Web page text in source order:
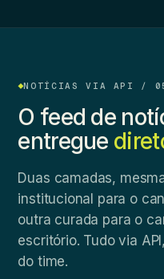
NOTÍCIAS VIA API /
O feed de
entregue
Duas camadas,
institucional para o
outra curada para o
escritório. Tudo via
do time.